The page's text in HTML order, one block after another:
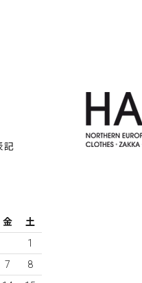
記
金
土
1
7
8